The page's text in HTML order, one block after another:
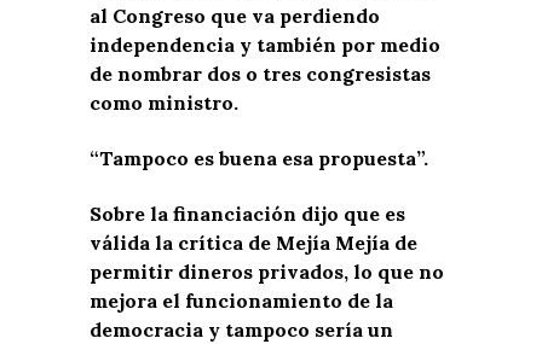
al Congreso que va perdiendo
independencia y también por medio
de nombrar dos o tres congresistas
como ministro.
“Tampoco es buena esa propuesta”.
Sobre la financiación dijo que es
válida la crítica de Mejía Mejía de
permitir dineros privados, lo que no
mejora el funcionamiento de la
democracia y tampoco sería un